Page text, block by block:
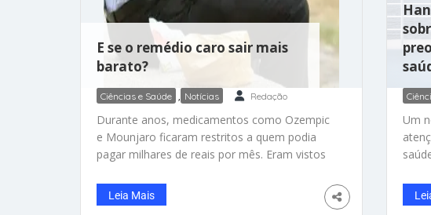
E se o remédio caro sair mais
barato?
Ciências e Saúde , Notícias Redação
Durante anos, medicamentos como Ozempic
e Mounjaro ficaram restritos a quem podia
pagar milhares de reais por mês. Eram vistos
quase exclusivamente em clínicas particulares.
Aos poucos, esse cenário começa a mudar.
Leia Mais
Um